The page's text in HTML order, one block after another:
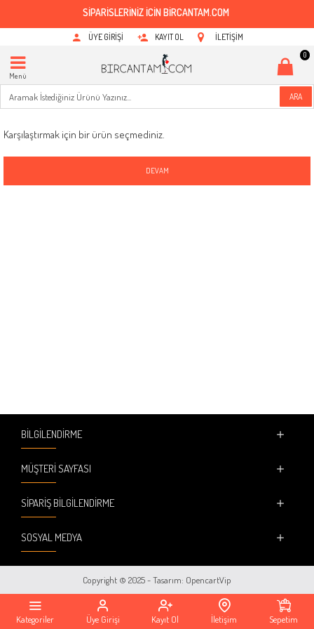
SİPARİSLERİNİZ İCİN BİRCANTAM.COM
ÜYE GIRIŞI KAYIT OL İLETIŞIM
Menü
0
ARA
Karşılaştırmak için bir ürün seçmediniz.
DEVAM
BILGILENDIRME
MÜŞTERI SAYFASI
SIPARIŞ BILGILENDIRME
SOSYAL MEDYA
Copyright © 2025 - Tasarım: OpencartVip
Kategoriler Üye Girişi Kayıt Ol İletişim Sepetim